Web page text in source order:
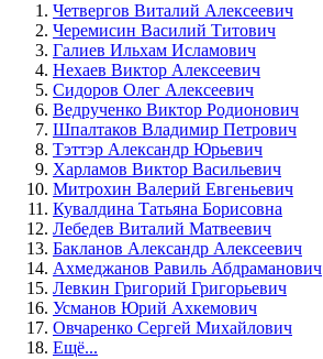
Четвергов Виталий Алексеевич
Черемисин Василий Титович
Галиев Ильхам Исламович
Нехаев Виктор Алексеевич
Сидоров Олег Алексеевич
Ведрученко Виктор Родионович
Шпалтаков Владимир Петрович
Тэттэр Александр Юрьевич
Харламов Виктор Васильевич
Митрохин Валерий Евгеньевич
Кувалдина Татьяна Борисовна
Лебедев Виталий Матвеевич
Бакланов Александр Алексеевич
Ахмеджанов Равиль Абдраманович
Левкин Григорий Григорьевич
Усманов Юрий Ахкемович
Овчаренко Сергей Михайлович
Ещё...